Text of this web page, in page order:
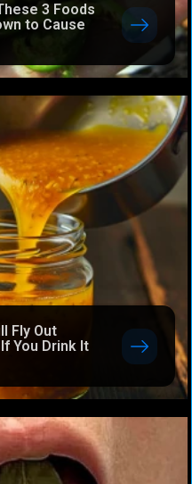
3 Foods
to Cause
Fly Out
You Drink It